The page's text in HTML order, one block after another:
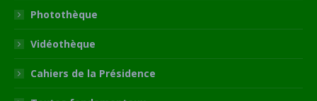
Photothèque
Vidéothèque
Cahiers de la Présidence